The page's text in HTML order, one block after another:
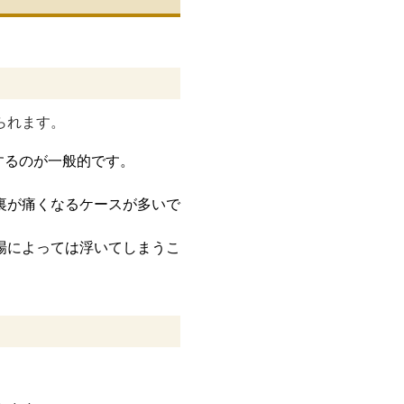
ます。
のが一般的です。
が痛くなるケースが多いで
によっては浮いてしまうこ